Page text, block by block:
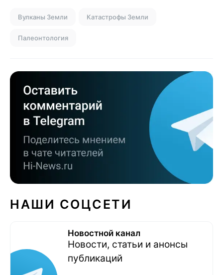
Вулканы Земли Катастрофы Земли
Палеонтология
НАШИ СОЦСЕТИ
Новостной канал
Новости, статьи и анонсы
публикаций